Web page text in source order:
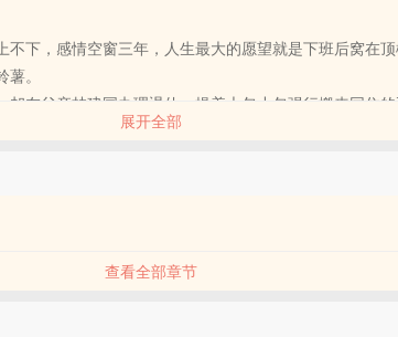
不下，感情空窗三年，人生最大的愿望就是下班后窝在
。
却在父亲林建国办理退休、提着大包小包强行搬来同住
烧饼」、「衣服有没有像咸菜干」、「薪水到底领多少
更在与子安的日常相处中，悄悄牵起了两人的爱情红线。
最不善言辞的爱。
展开全部
查看全部章节